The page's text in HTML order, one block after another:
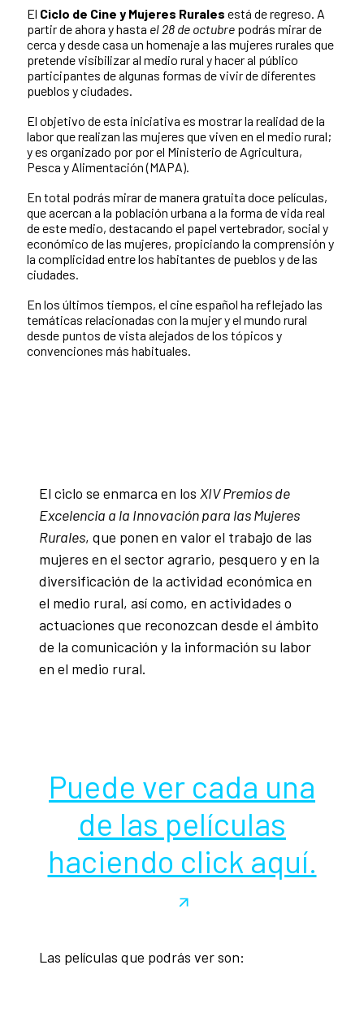
El Ciclo de Cine y Mujeres Rurales está de regreso. A
partir de ahora y hasta el 28 de octubre podrás mirar de
cerca y desde casa un homenaje a las mujeres rurales que
pretende visibilizar al medio rural y hacer al público
participantes de algunas formas de vivir de diferentes
pueblos y ciudades.
El objetivo de esta iniciativa es mostrar la realidad de la
labor que realizan las mujeres que viven en el medio rural;
y es organizado por por el Ministerio de Agricultura,
Pesca y Alimentación (MAPA).
En total podrás mirar de manera gratuita doce películas,
que acercan a la población urbana a la forma de vida real
de este medio, destacando el papel vertebrador, social y
económico de las mujeres, propiciando la comprensión y
la complicidad entre los habitantes de pueblos y de las
ciudades.
En los últimos tiempos, el cine español ha reflejado las
temáticas relacionadas con la mujer y el mundo rural
desde puntos de vista alejados de los tópicos y
convenciones más habituales.
El ciclo se enmarca en los XIV Premios de
Excelencia a la Innovación para las Mujeres
Rurales, que ponen en valor el trabajo de las
mujeres en el sector agrario, pesquero y en la
diversificación de la actividad económica en
el medio rural, así como, en actividades o
actuaciones que reconozcan desde el ámbito
de la comunicación y la información su labor
en el medio rural.
Puede ver cada una
de las películas
haciendo click aquí.
Las películas que podrás ver son: